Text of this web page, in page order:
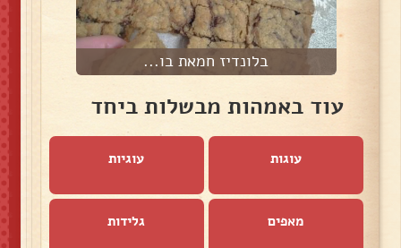
בלונדיז חמאת בו...
עוד באמהות מבשלות ביחד
עוגות עוגיות
מאפים גלידות